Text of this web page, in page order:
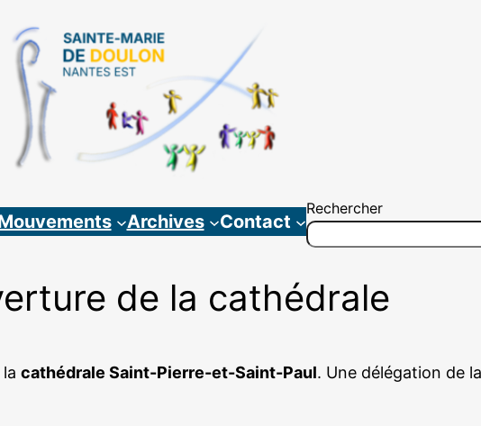
Archives Contact
Rechercher
de la cathédrale
cathédrale Saint-Pierre-et-Saint-Paul. Une délégation de